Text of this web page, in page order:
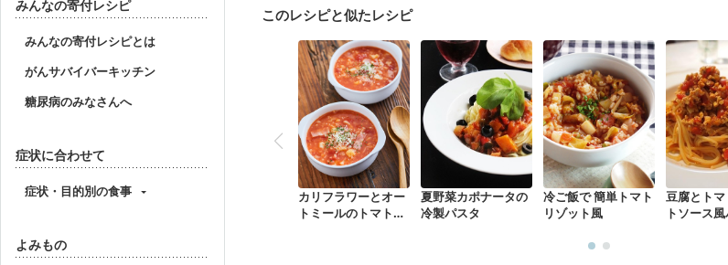
みんなの寄付レシピ
みんなの寄付レシピとは
がんサバイバーキッチン
糖尿病のみなさんへ
症状に合わせて
症状・目的別の食事
よみもの
このレシピと似たレシピ
カリフラワーとオー
トミールのトマトス
夏野菜カポナータの
冷製パスタ
冷ご飯で 簡単トマト
リゾット風
豆腐とト
トソース